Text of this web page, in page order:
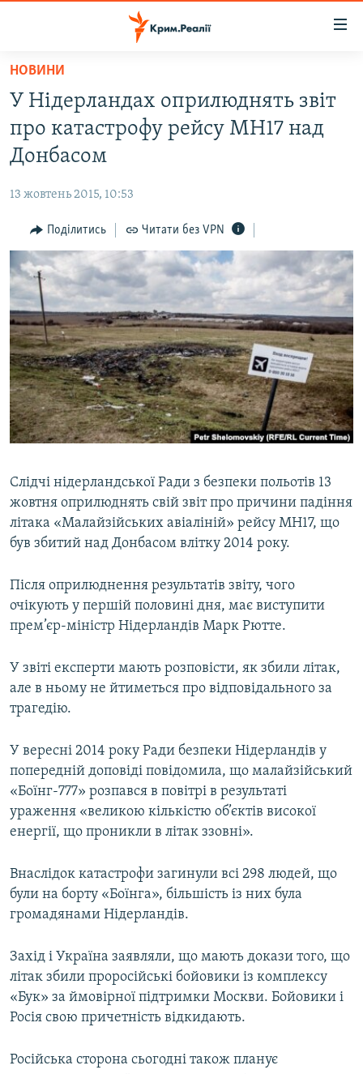
Перейти
основного
матеріалу
Перейти
до
основної
Перейти
до
пошуку
ВОДА.КРИМ
ВІДЕО ТА ФОТО
БЛОГИ
ПОГЛЯД
ІНТЕРВ'Ю
ВСЕ ЗА ДЕНЬ
СПЕЦПРОЕКТИ
ДЕПОРТАЦІЯ
ВІДЕОУРОКИ «ELIFBE»
СВІДЧЕННЯ ОКУПАЦІЇ
УКРАЇНСЬКА ПРОБЛЕМА КРИМУ
ЯК ОБІЙТИ БЛОКУВАННЯ
Русский
Qırımtatar
Усі сайти RFE/RL
НОВИНИ
У Нідерландах оприлюднять звіт
про катастрофу рейсу MH17 над
Донбасом
13 жовтень 2015, 10:53
Поділитись Читати без VPN
Слідчі нідерландської Ради з безпеки польотів 13
жовтня оприлюднять свій звіт про причини падіння
літака «Малайзійських авіаліній» рейсу MH17, що
був збитий над Донбасом влітку 2014 року.
Після оприлюднення результатів звіту, чого
очікують у першій половині дня, має виступити
прем’єр-міністр Нідерландів Марк Рютте.
У звіті експерти мають розповісти, як збили літак,
але в ньому не йтиметься про відповідального за
трагедію.
У вересні 2014 року Ради безпеки Нідерландів у
попередній доповіді повідомила, що малайзійський
«Боїнг-777» розпався в повітрі в результаті
ураження «великою кількістю об’єктів високої
енергії, що проникли в літак ззовні».
Внаслідок катастрофи загинули всі 298 людей, що
були на борту «Боїнга», більшість із них була
громадянами Нідерландів.
Захід і Україна заявляли, що мають докази того, що
літак збили проросійські бойовики із комплексу
«Бук» за ймовірної підтримки Москви. Бойовики і
Росія свою причетність відкидають.
Російська сторона сьогодні також планує